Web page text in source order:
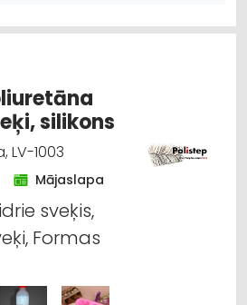
DARBI
silikons
LV-1003
Mājaslapa
sveķis,
Formas